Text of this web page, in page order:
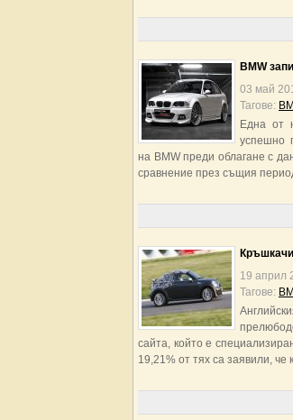
BMW
03 май
Тагове:
Една от
успешно
на BMW преди облагане с
сравнение през същия
19 април
Тагове:
сайта, който е
19,21% от тях са заявили,